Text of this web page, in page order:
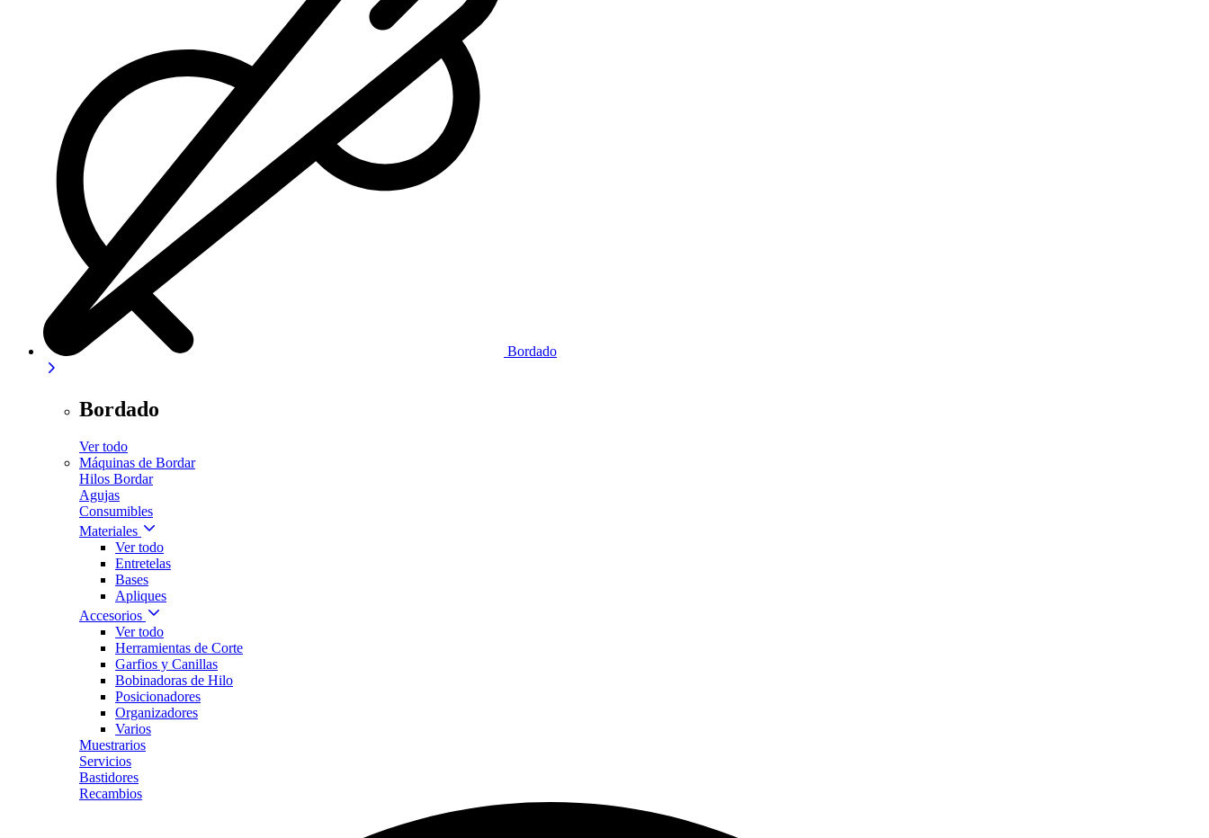
Bordado
Bordado
Ver todo
Máquinas de Bordar
Hilos Bordar
Agujas
Consumibles
Materiales
Ver todo
Entretelas
Bases
Apliques
Accesorios
Ver todo
Herramientas de Corte
Garfios y Canillas
Bobinadoras de Hilo
Posicionadores
Organizadores
Varios
Muestrarios
Servicios
Bastidores
Recambios